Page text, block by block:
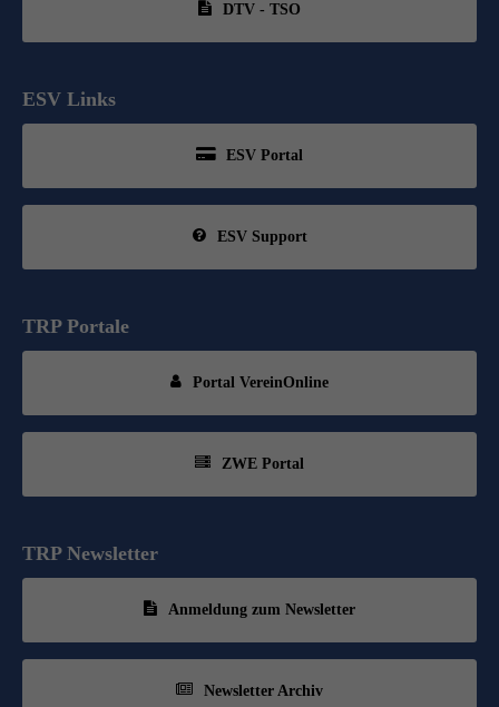
DTV - TSO
ESV Links
ESV Portal
ESV Support
TRP Portale
Portal VereinOnline
ZWE Portal
TRP Newsletter
Anmeldung zum Newsletter
Newsletter Archiv